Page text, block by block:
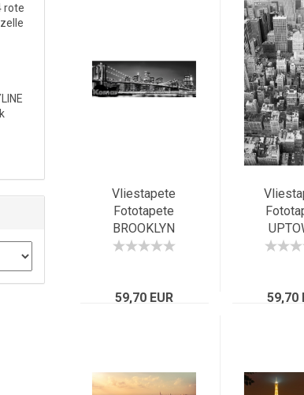
Vliestapete
Fototapete
BROOKLYN
BRIDGE 368x124
Hudson
59,70 EUR
2-
59,70
rote